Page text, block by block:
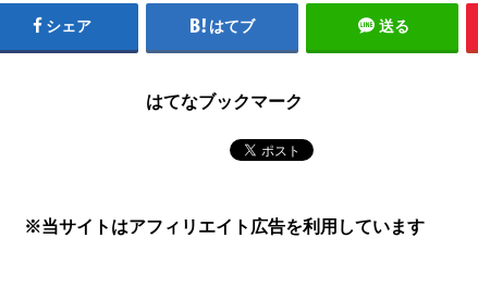
シェア はてブ 送る
はてなブックマーク
※当サイトはアフィリエイト広告を利用しています